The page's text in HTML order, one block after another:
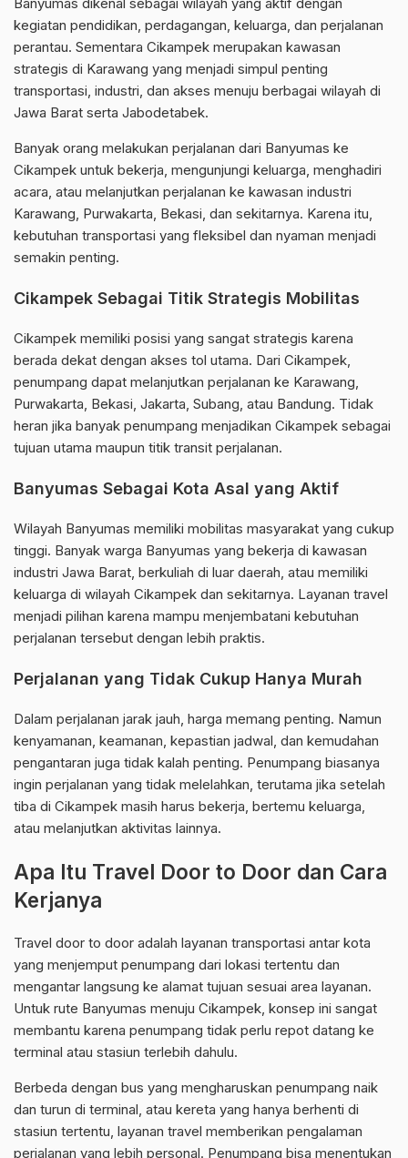
Banyumas dikenal sebagai wilayah yang aktif dengan
kegiatan pendidikan, perdagangan, keluarga, dan perjalanan
perantau. Sementara Cikampek merupakan kawasan
strategis di Karawang yang menjadi simpul penting
transportasi, industri, dan akses menuju berbagai wilayah di
Jawa Barat serta Jabodetabek.
Banyak orang melakukan perjalanan dari Banyumas ke
Cikampek untuk bekerja, mengunjungi keluarga, menghadiri
acara, atau melanjutkan perjalanan ke kawasan industri
Karawang, Purwakarta, Bekasi, dan sekitarnya. Karena itu,
kebutuhan transportasi yang fleksibel dan nyaman menjadi
semakin penting.
Cikampek Sebagai Titik Strategis Mobilitas
Cikampek memiliki posisi yang sangat strategis karena
berada dekat dengan akses tol utama. Dari Cikampek,
penumpang dapat melanjutkan perjalanan ke Karawang,
Purwakarta, Bekasi, Jakarta, Subang, atau Bandung. Tidak
heran jika banyak penumpang menjadikan Cikampek sebagai
tujuan utama maupun titik transit perjalanan.
Banyumas Sebagai Kota Asal yang Aktif
Wilayah Banyumas memiliki mobilitas masyarakat yang cukup
tinggi. Banyak warga Banyumas yang bekerja di kawasan
industri Jawa Barat, berkuliah di luar daerah, atau memiliki
keluarga di wilayah Cikampek dan sekitarnya. Layanan travel
menjadi pilihan karena mampu menjembatani kebutuhan
perjalanan tersebut dengan lebih praktis.
Perjalanan yang Tidak Cukup Hanya Murah
Dalam perjalanan jarak jauh, harga memang penting. Namun
kenyamanan, keamanan, kepastian jadwal, dan kemudahan
pengantaran juga tidak kalah penting. Penumpang biasanya
ingin perjalanan yang tidak melelahkan, terutama jika setelah
tiba di Cikampek masih harus bekerja, bertemu keluarga,
atau melanjutkan aktivitas lainnya.
Apa Itu Travel Door to Door dan Cara
Kerjanya
Travel door to door adalah layanan transportasi antar kota
yang menjemput penumpang dari lokasi tertentu dan
mengantar langsung ke alamat tujuan sesuai area layanan.
Untuk rute Banyumas menuju Cikampek, konsep ini sangat
membantu karena penumpang tidak perlu repot datang ke
terminal atau stasiun terlebih dahulu.
Berbeda dengan bus yang mengharuskan penumpang naik
dan turun di terminal, atau kereta yang hanya berhenti di
stasiun tertentu, layanan travel memberikan pengalaman
perjalanan yang lebih personal. Penumpang bisa menentukan